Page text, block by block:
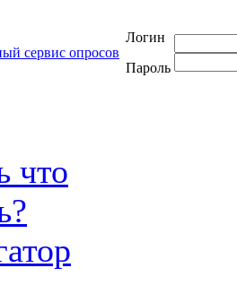
Логин
Пароль